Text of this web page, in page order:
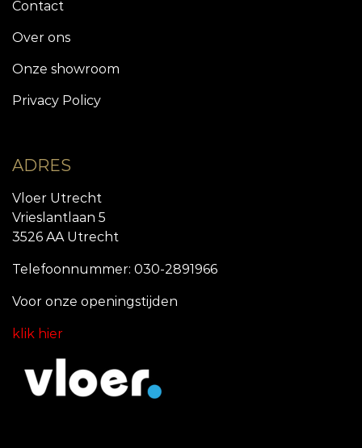
Contact
Over ons
Onze showroom
Privacy Policy
ADRES
Vloer Utrecht
Vrieslantlaan 5
3526 AA Utrecht
Telefoonnummer: 030-2891966
Voor onze openingstijden
klik hier